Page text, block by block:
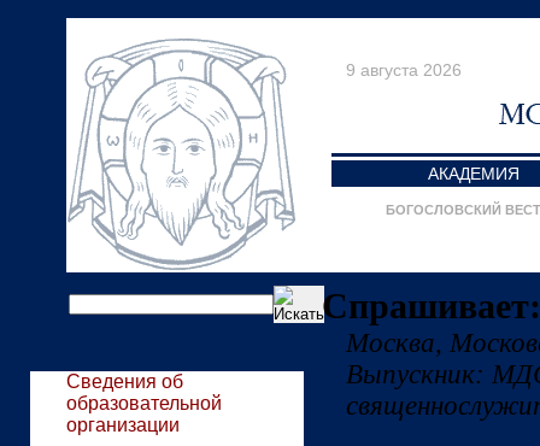
9 августа 2026
АКАДЕМИЯ
БОГОСЛОВСКИЙ
Сведения об
образовательной
организации
Москва,
Выпускник: